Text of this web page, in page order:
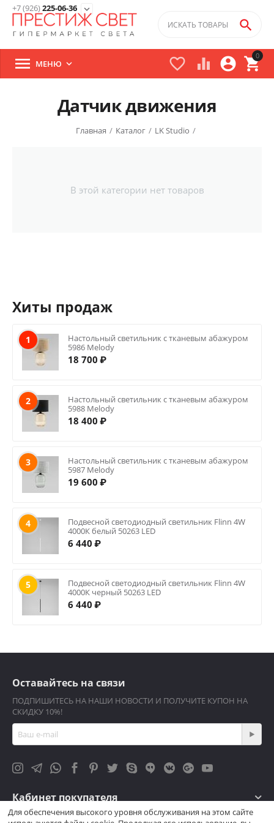
+7 (926)225-06-36 expand_more
0


 

 МЕНЮ 
Датчик движения
Главная / Каталог / LK Studio /
В этой категории нет товаров
Хиты продаж
1
Настольный светильник с тканевым абажуром
5986 Melody
18 700 ₽
2
Настольный светильник с тканевым абажуром
5988 Melody
18 400 ₽
3
Настольный светильник с тканевым абажуром
5987 Melody
19 600 ₽
4
Подвесной светодиодный светильник Flinn 4W
4000К белый 50263 LED
6 440 ₽
5
Подвесной светодиодный светильник Flinn 4W
4000К черный 50263 LED
6 440 ₽
Оставайтесь на связи
ПОДПИШИТЕСЬ НА НАШИ НОВОСТИ И ПОЛУЧИТЕ КУПОН НА
СКИДКУ 10%!
Кабинет покупателя
Для обеспечения высокого уровня обслуживания на этом сайте